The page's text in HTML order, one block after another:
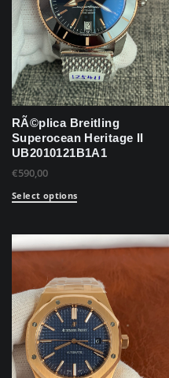
RÃ©plica Breitling
Superocean Heritage II
UB2010121B1A1
€590,00
Select options